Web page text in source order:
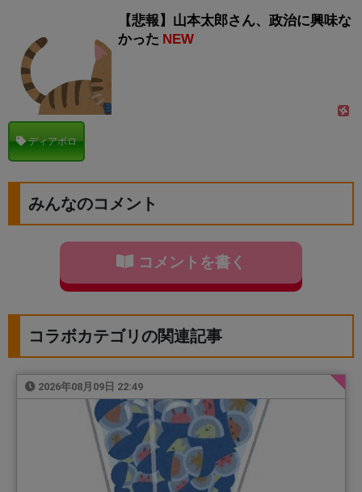
【悲報】山本太郎さん、政治に興味な
かった NEW
ディアボロ
みんなのコメント
コメントを書く
コラボカテゴリの関連記事
2026年08月09日 22:49